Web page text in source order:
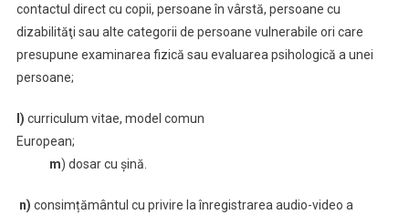
contactul direct cu copii, persoane în vârstă, persoane cu
dizabilităţi sau alte categorii de persoane vulnerabile ori care
presupune examinarea fizică sau evaluarea psihologică a unei
persoane;
l) curriculum vitae, model comun
European;
m) dosar cu șină.
n) consimțământul cu privire la înregistrarea audio-video a